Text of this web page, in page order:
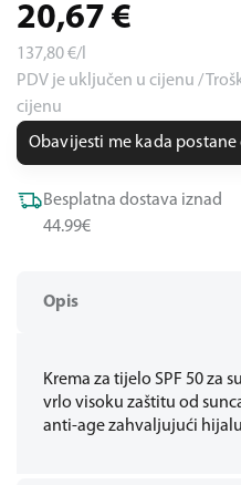
Opis
Krema za tijelo SPF 50 za
vrlo visoku zaštitu od
anti-age zahvaljujući
20,67 €
137,80€/l
PDV je uključen u cijenu /
cijenu
Obavijesti me kada
Besplatna dostava iznad
44.99€